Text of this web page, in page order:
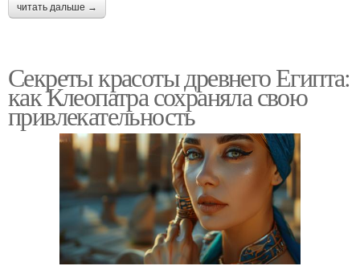
читать дальше →
Секреты красоты древнего Египта:
как Клеопатра сохраняла свою
привлекательность